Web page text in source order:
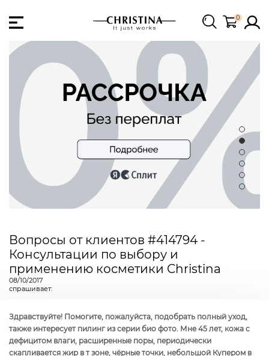
0
Вопросы от клиентов #414794 -
Консультации по выбору и
применению косметики Christina
08/10/2017
спрашивает:
Здравствуйте! Помогите, пожалуйста, подобрать полный уход,
также интересует пилинг из серии био фото. Мне 45 лет, кожа с
дефицитом влаги, расширенные поры, периодически
скапливается жир в т зоне, чёрные точки, небольшой Купером в